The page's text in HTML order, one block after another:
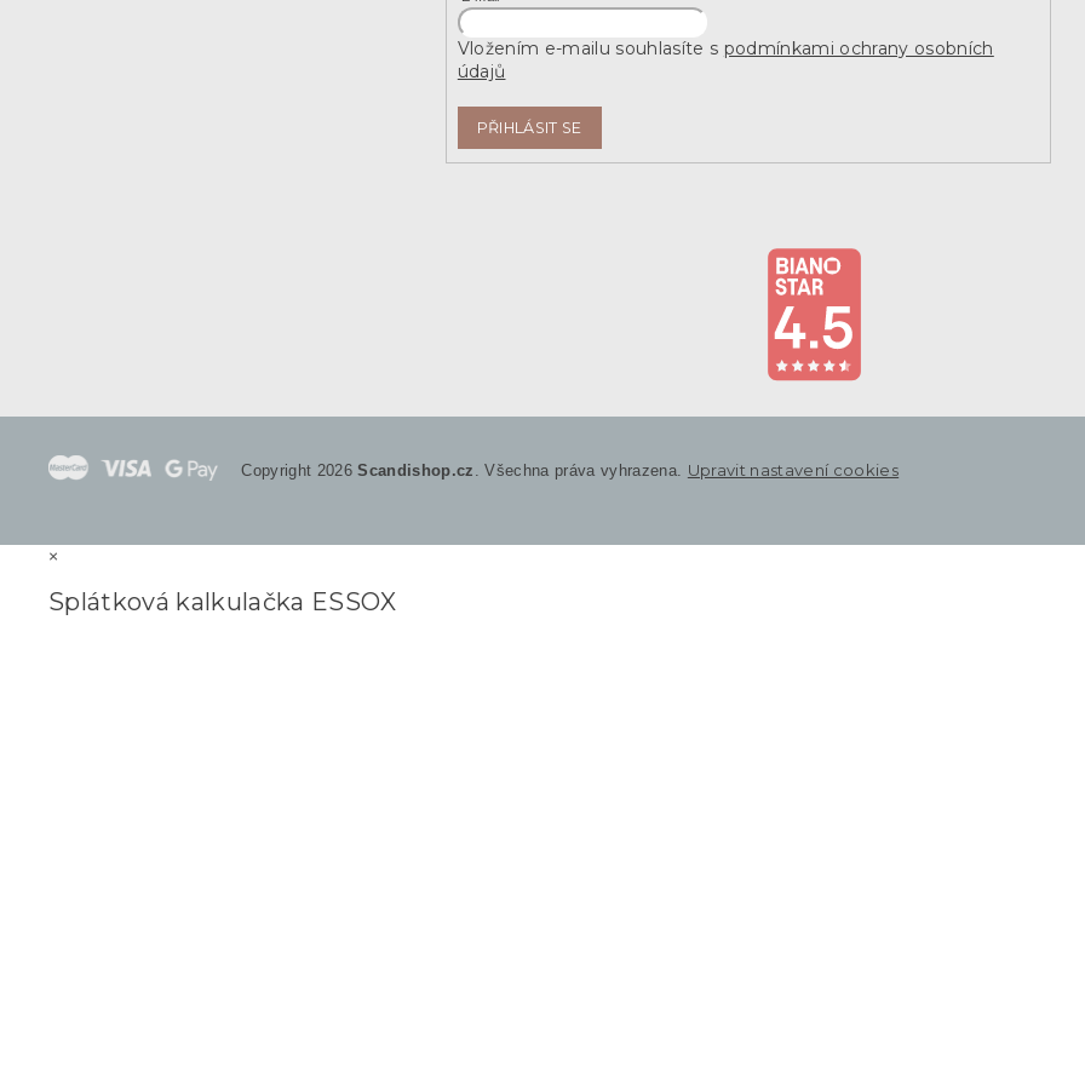
Vložením e-mailu souhlasíte s podmínkami ochrany osobních
údajů
PŘIHLÁSIT SE
Copyright 2026Scandishop.cz . Všechna práva vyhrazena. Upravit nastavení cookies
×
Splátková kalkulačka ESSOX